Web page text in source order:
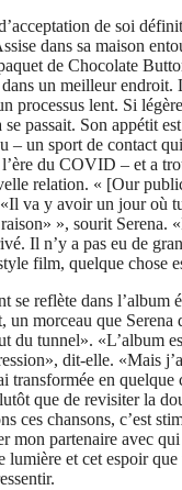
de soi
dans sa maison
de Chocolate
un meilleur endroit.
processus lent. Si
se passait. Son appétit
– un sport de contact
du COVID – et a
relation. « [Our
va y avoir un jour où
», sourit Serena.
Il n’y a pas eu de
film, quelque chose
se reflète dans l’album
un morceau que Serena
du tunnel». «L’album
dit-elle. «Mais
transformée en quelque
que de revisiter la
ces chansons, c’est
mon partenaire avec
lumière et cet espoir